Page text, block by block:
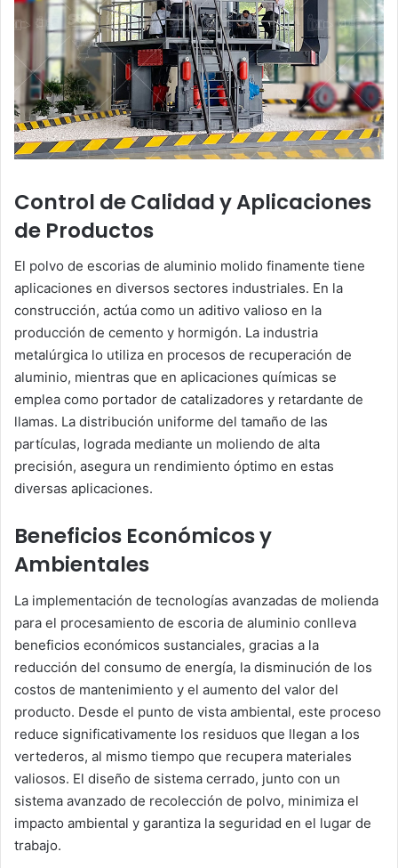
Control de Calidad y Aplicaciones
de Productos
El polvo de escorias de aluminio molido finamente tiene
aplicaciones en diversos sectores industriales. En la
construcción, actúa como un aditivo valioso en la
producción de cemento y hormigón. La industria
metalúrgica lo utiliza en procesos de recuperación de
aluminio, mientras que en aplicaciones químicas se
emplea como portador de catalizadores y retardante de
llamas. La distribución uniforme del tamaño de las
partículas, lograda mediante un moliendo de alta
precisión, asegura un rendimiento óptimo en estas
diversas aplicaciones.
Beneficios Económicos y
Ambientales
La implementación de tecnologías avanzadas de molienda
para el procesamiento de escoria de aluminio conlleva
beneficios económicos sustanciales, gracias a la
reducción del consumo de energía, la disminución de los
costos de mantenimiento y el aumento del valor del
producto. Desde el punto de vista ambiental, este proceso
reduce significativamente los residuos que llegan a los
vertederos, al mismo tiempo que recupera materiales
valiosos. El diseño de sistema cerrado, junto con un
sistema avanzado de recolección de polvo, minimiza el
impacto ambiental y garantiza la seguridad en el lugar de
trabajo.